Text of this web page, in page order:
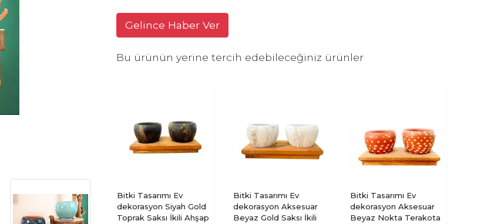
Gelince Haber Ver
Bu ürünün yerine tercih edebileceğiniz ürünler
Bitki Tasarımı Ev
dekorasyon Siyah Gold
Toprak Saksı İkili Ahşap
Bitki Tasarımı Ev
dekorasyon Aksesuar
Beyaz Gold Saksı İkili
Bitki Tasarımı Ev
dekorasyon Aksesuar
Beyaz Nokta Terakota